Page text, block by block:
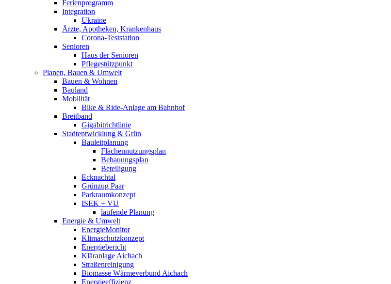
Ferienprogramm
Integration
Ukraine
Ärzte, Apotheken, Krankenhaus
Corona-Teststation
Senioren
Haus der Senioren
Pflegestützpunkt
Planen, Bauen & Umwelt
Bauen & Wohnen
Bauland
Mobilität
Bike & Ride-Anlage am Bahnhof
Breitband
Gigabitrichtlinie
Stadtentwicklung & Grün
Bauleitplanung
Flächennutzungsplan
Bebauungsplan
Beteiligung
Ecknachtal
Grünzug Paar
Parkraumkonzept
ISEK + VU
laufende Planung
Energie & Umwelt
EnergieMonitor
Klimaschutzkonzept
Energiebericht
Kläranlage Aichach
Straßenreinigung
Biomasse Wärmeverbund Aichach
Energieeffizienz